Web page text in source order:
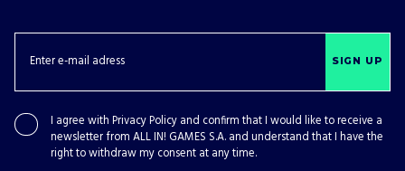
SIGN UP
I agree with Privacy Policy and confirm that I would like to receive a
newsletter from ALL IN! GAMES S.A. and understand that I have the
right to withdraw my consent at any time.